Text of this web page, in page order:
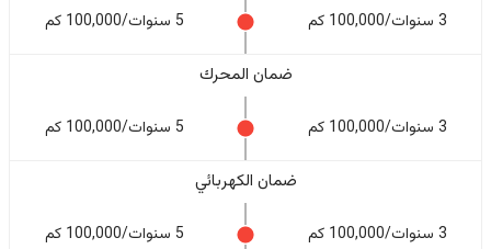
3 سنوات/100,000 كم 5 سنوات/100,000 كم
ضمان المحرك
3 سنوات/100,000 كم 5 سنوات/100,000 كم
ضمان الكهربائي
3 سنوات/100,000 كم 5 سنوات/100,000 كم